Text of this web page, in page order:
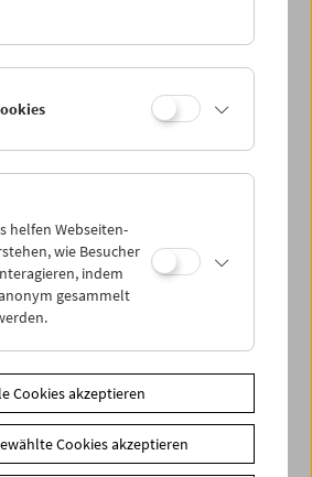
helfen Webseiten-
wie Besucher
indem
gesammelt
Cookies akzeptieren
Cookies akzeptieren